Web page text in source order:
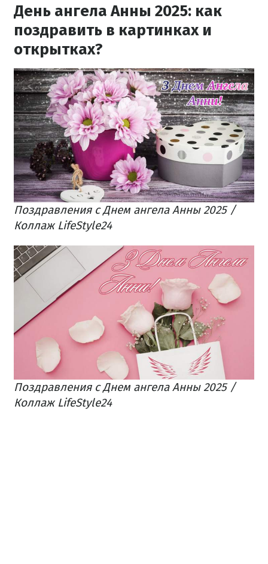
День ангела Анны 2025: как
поздравить в картинках и
открытках?
Поздравления с Днем ангела Анны 2025 /
Коллаж LifeStyle24
Поздравления с Днем ангела Анны 2025 /
Коллаж LifeStyle24